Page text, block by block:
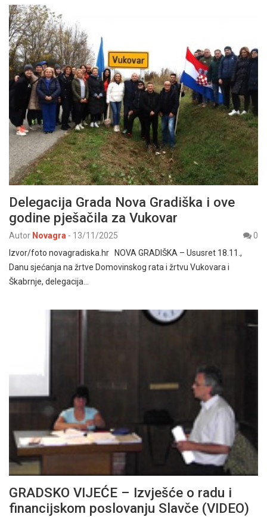
Delegacija Grada Nova Gradiška i ove
godine pješačila za Vukovar
Autor Novagra - 13/11/2025
0
Izvor/foto novagradiska.hr NOVA GRADIŠKA – Ususret 18.11.,
Danu sjećanja na žrtve Domovinskog rata i žrtvu Vukovara i
Škabrnje, delegacija…
GRADSKO VIJEĆE – Izvješće o radu i
financijskom poslovanju Slavče (VIDEO)